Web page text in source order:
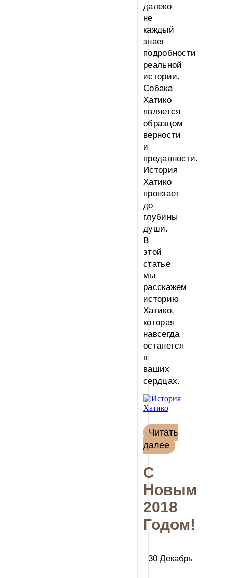
далеко
не
каждый
знает
подробности
реальной
истории.
Собака
Хатико
является
образцом
верности
и
преданности.
История
Хатико
пронзает
до
глубины
души.
В
этой
статье
мы
расскажем
историю
Хатико,
которая
навсегда
останется
в
ваших
сердцах.
Читать
далее
С
Новым
2018
Годом!
30 Декабрь